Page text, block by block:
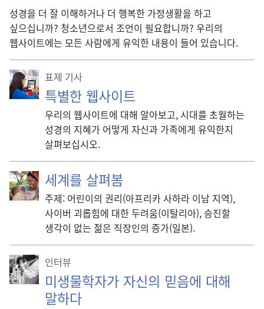
성경을 더 잘 이해하거나 더 행복한 가정생활을 하고
싶으십니까? 청소년으로서 조언이 필요합니까? 우리의
웹사이트에는 모든 사람에게 유익한 내용이 들어 있습니다.
표제 기사
특별한 웹사이트
우리의 웹사이트에 대해 알아보고, 시대를 초월하는
성경의 지혜가 어떻게 자신과 가족에게 유익한지
살펴보십시오.
세계를 살펴봄
주제: 어린이의 권리(아프리카 사하라 이남 지역),
사이버 괴롭힘에 대한 두려움(이탈리아), 승진할
생각이 없는 젊은 직장인의 증가(일본).
인터뷰
미생물학자가 자신의 믿음에 대해
말하다